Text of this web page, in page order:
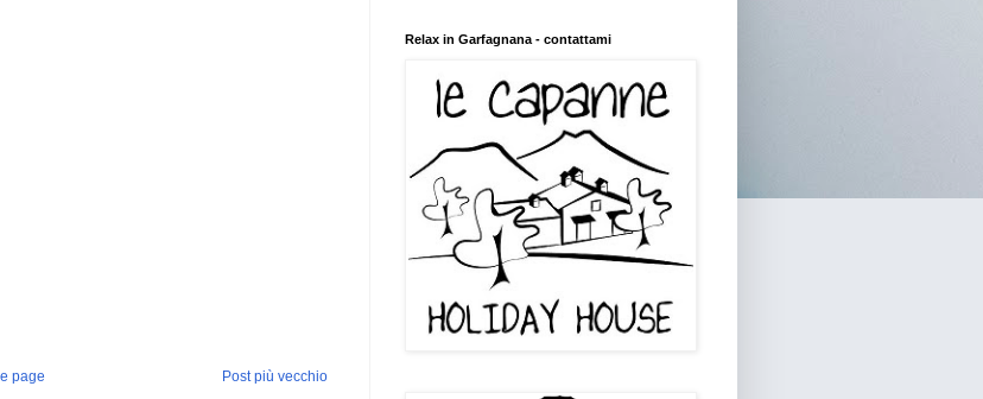
Post più vecchio
page
Relax in Garfagnana - contattami